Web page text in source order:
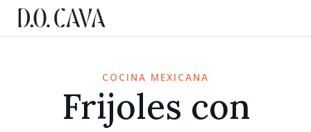
COCINA MEXICANA
Frijoles con